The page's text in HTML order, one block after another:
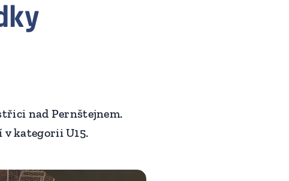
nad Pernštejnem.
v kategorii U15.